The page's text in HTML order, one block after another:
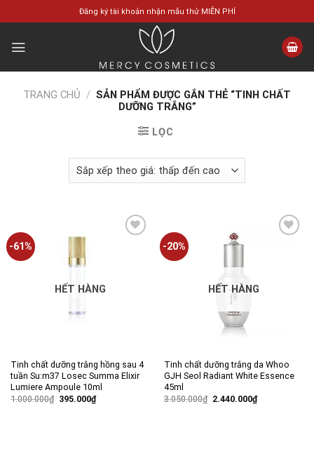
to
Đăng ký tài khoản nhận mẫu thử MIỄN PHÍ
TRANG CHỦ / SẢN PHẨM ĐƯỢC GẮN THẺ “TINH CHẤT
DƯỠNG TRẮNG”
LỌC
-61%
HẾT HÀNG
Tinh chất dưỡng trắng hồng sau 4
tuần Su:m37 Losec Summa Elixir
Lumiere Ampoule 10ml
1.000.000₫ Giá
395.000₫Giá
hiện
-20%
HẾT HÀNG
Tinh chất dưỡng trắng da Whoo
GJH Seol Radiant White Essence
45ml
3.050.000₫ Giá
2.440.000₫Giá
hiện